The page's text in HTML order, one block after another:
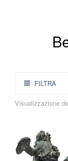
FILTRA
Visualizzazione